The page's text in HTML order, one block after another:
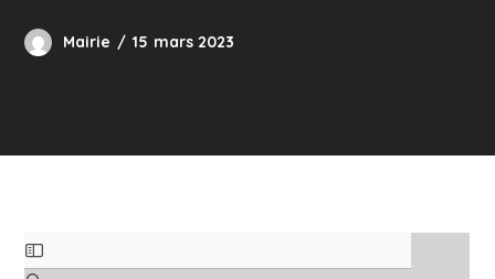
Mairie 15 mars 2023
Skip